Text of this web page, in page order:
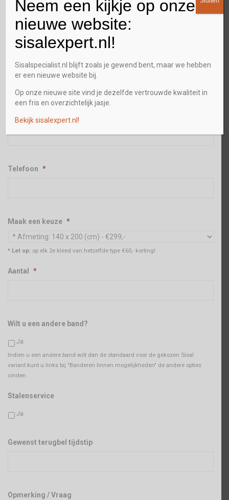
Postcode
E-mailadres
Telefoon *
Maak een keuze *
* Let op: op elk 2e kleed van hetzelfde type €60,- korting!
Aantal *
Wilt u een andere band?
Ja
Indien u een andere band wilt dan de standaard voor de gekozen Sisal
variant kunt u links bij "Banderen linnen mogelijkheden" de andere opties
vinden.
Stalenservice
Ja
Gewenst terugbel tijdstip
Opmerking / Vraag
Neem een kijkje op onze
nieuwe website:
sisalexpert.nl!
Sisalspecialist.nl blijft zoals je gewend bent, maar we hebben
er een nieuwe website bij.
Op onze nieuwe site vind je dezelfde vertrouwde kwaliteit in
een fris en overzichtelijk jasje.
Bekijk sisalexpert.nl!